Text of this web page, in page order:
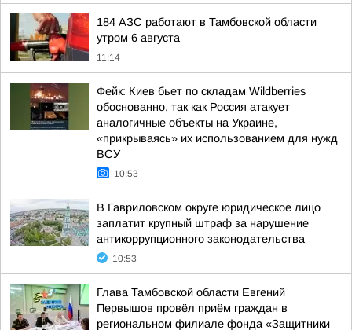
184 АЗС работают в Тамбовской области
утром 6 августа
11:14
Фейк: Киев бьет по складам Wildberries
обоснованно, так как Россия атакует
аналогичные объекты на Украине,
«прикрываясь» их использованием для нужд
ВСУ
10:53
В Гавриловском округе юридическое лицо
заплатит крупный штраф за нарушение
антикоррупционного законодательства
10:53
Глава Тамбовской области Евгений
Первышов провёл приём граждан в
региональном филиале фонда «Защитники